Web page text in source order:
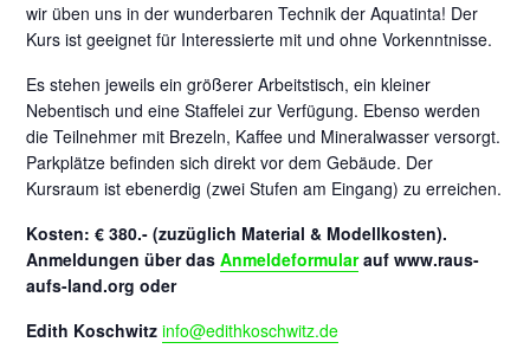
wir üben uns in der wunderbaren Technik der Aquatinta! Der
Kurs ist geeignet für Interessierte mit und ohne Vorkenntnisse.
Es stehen jeweils ein größerer Arbeitstisch, ein kleiner
Nebentisch und eine Staffelei zur Verfügung. Ebenso werden
die Teilnehmer mit Brezeln, Kaffee und Mineralwasser versorgt.
Parkplätze befinden sich direkt vor dem Gebäude. Der
Kursraum ist ebenerdig (zwei Stufen am Eingang) zu erreichen.
Kosten: € 380.- (zuzüglich Material & Modellkosten).
Anmeldungen über dasAnmeldeformularauf www.raus-
aufs-land.org oder
Edith Koschwitzinfo@edithkoschwitz.de